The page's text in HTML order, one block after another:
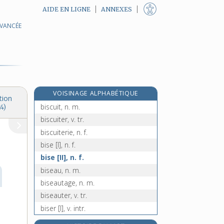
AIDE EN LIGNE ANNEXES
VOISINAGE ALPHABÉTIQUE
biscotte, n. f.
biscuit, n. m.
biscuiter, v. tr.
biscuiterie, n. f.
bise [I], n. f.
bise [II], n. f.
biseau, n. m.
biseautage, n. m.
biseauter, v. tr.
biser [I], v. intr.
biser [II], v. tr.